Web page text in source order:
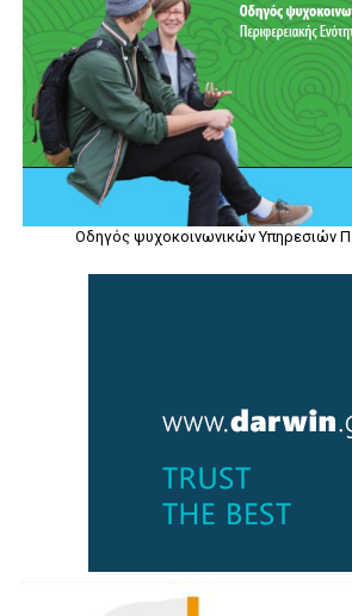
Οδηγός ψυχοκοινωνικών Υπηρεσιών